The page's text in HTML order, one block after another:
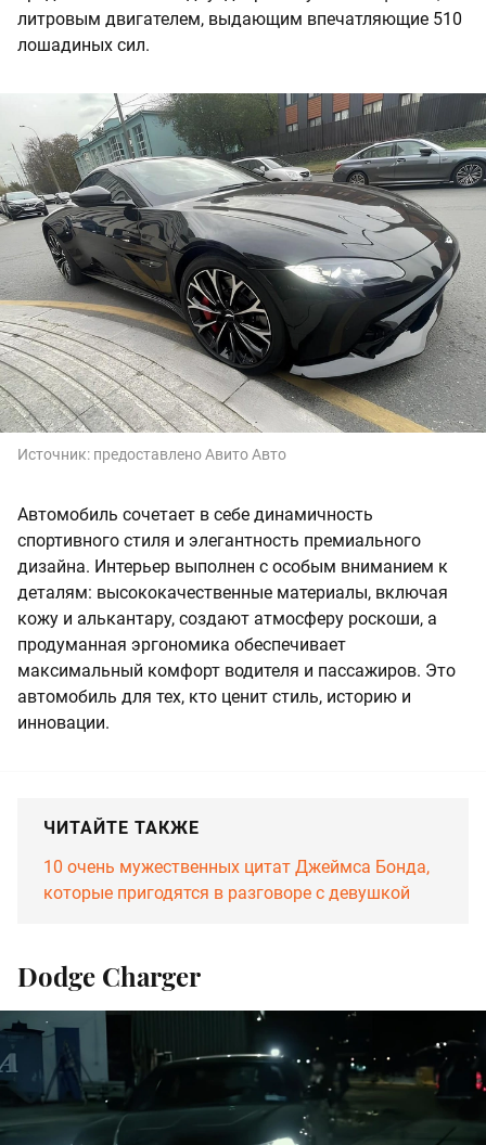
литровым двигателем, выдающим впечатляющие 510
лошадиных сил.
Источник: предоставлено Авито Авто
Автомобиль сочетает в себе динамичность
спортивного стиля и элегантность премиального
дизайна. Интерьер выполнен с особым вниманием к
деталям: высококачественные материалы, включая
кожу и алькантару, создают атмосферу роскоши, а
продуманная эргономика обеспечивает
максимальный комфорт водителя и пассажиров. Это
автомобиль для тех, кто ценит стиль, историю и
инновации.
ЧИТАЙТЕ ТАКЖЕ
10 очень мужественных цитат Джеймса Бонда,
которые пригодятся в разговоре с девушкой
Dodge Charger